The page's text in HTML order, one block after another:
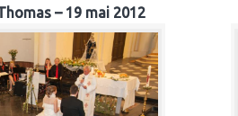
– 19 mai 2012